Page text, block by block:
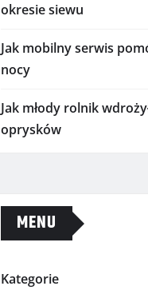
okresie siewu
Jak mobilny serwis
nocy
Jak młody rolnik
oprysków
MENU
Kategorie